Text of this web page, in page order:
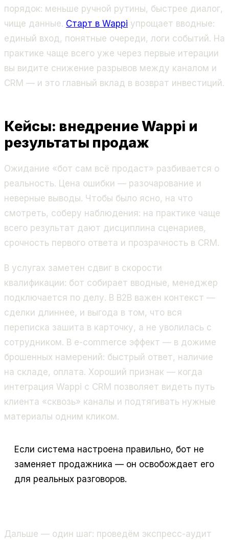
порядок: меньше ручной рутины, быстрее диалог,
чище данные. Старт в Wappi упрощает вводные:
единый вход, понятные очереди, логи событий. На
практике чаще всего уже через первые итерации
вы видите снижение разрывов между каналом и
CRM — и это главный вклад в возврат инвестиций.
Кейсы: внедрение Wappi и
результаты продаж
Ожидание «бот сам всё продаст» разбивается о
реальность. Цена ошибки — разочарование и
неверные выводы. Чтобы было ясно, на что
смотреть, соберу наблюдения: на практике чаще
всего результат дают дисциплина сценариев,
срочность первого ответа и прозрачность в CRM.
В услугах заметен сдвиг в скорости
квалификации: бот собирает вводные, менеджер
подключается по делу. В B2B важен контекст —
сделки длиннее, и выгода в том, что вся
переписка зашита в карточку, а не уволилась с
сотрудником. В e-commerce эффект — в дожиме
брошенных намерений: быстрый ответ, наличие
на складе, оплата. Хороший признак — когда
интеграция Wappi с CRM позволяет видеть путь
клиента «сквозь» каналы и подтягивать нужные
материалы одним кликом.
Если система настроена правильно, бот не
заменяет продажника — он освобождает его
для реальных разговоров.
Дальше — один шаг: проведём экспресс-аудит